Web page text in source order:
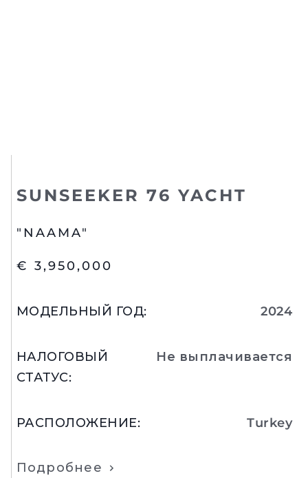
SUNSEEKER 76 YACHT
"NAAMA"
€ 3,950,000
МОДЕЛЬНЫЙ ГОД: 2024
НАЛОГОВЫЙ
СТАТУС:
Не выплачивается
РАСПОЛОЖЕНИЕ: Turkey
Подробнее